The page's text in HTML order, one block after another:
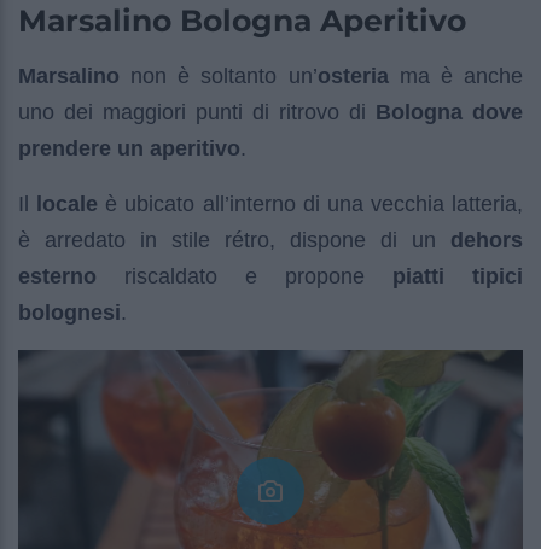
Marsalino Bologna Aperitivo
Marsalino non è soltanto un’osteriama è anche
uno dei maggiori punti di ritrovo di Bologna dove
prendere un aperitivo.
Il locale è ubicato all’interno di una vecchia latteria,
è arredato in stile rétro, dispone di un dehors
esterno riscaldato e propone piatti tipici
bolognesi.